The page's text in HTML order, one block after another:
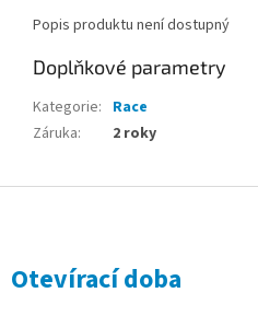
Popis produktu není dostupný
Doplňkové parametry
Kategorie: Race
Záruka: 2 roky
Otevírací doba